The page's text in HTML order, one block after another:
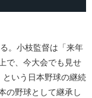
。小枝監督は「来年
で、今大会でも見せ
いう日本野球の継続
の野球として継承し